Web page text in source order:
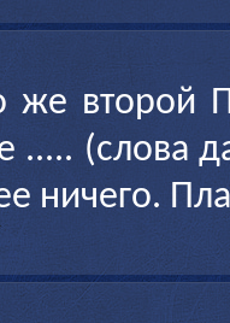
же второй
..... (слова
ничего.